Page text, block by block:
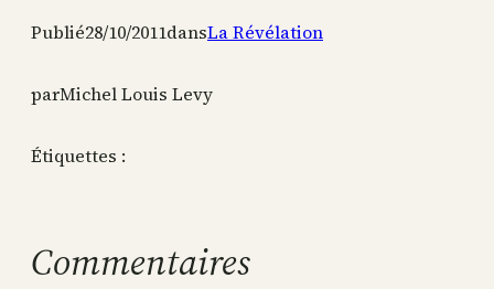
Publié28/10/2011dansLa Révélation
parMichel Louis Levy
Étiquettes :
Commentaires